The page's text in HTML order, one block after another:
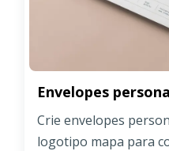
Envelopes
Crie envelopes
logotipo mapa para